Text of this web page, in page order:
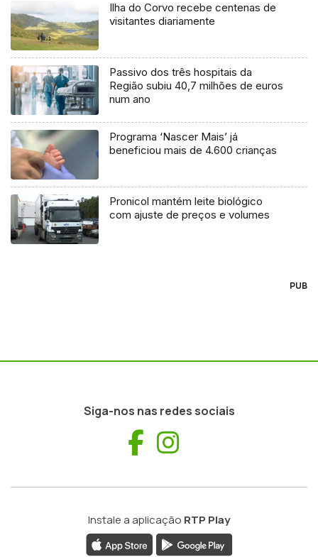
Ilha do Corvo recebe centenas de
visitantes diariamente
Passivo dos três hospitais da
Região subiu 40,7 milhões de euros
num ano
Programa ‘Nascer Mais’ já
beneficiou mais de 4.600 crianças
Pronicol mantém leite biológico
com ajuste de preços e volumes
PUB
Siga-nos nas redes sociais
Facebook
Instale a aplicação RTP Play